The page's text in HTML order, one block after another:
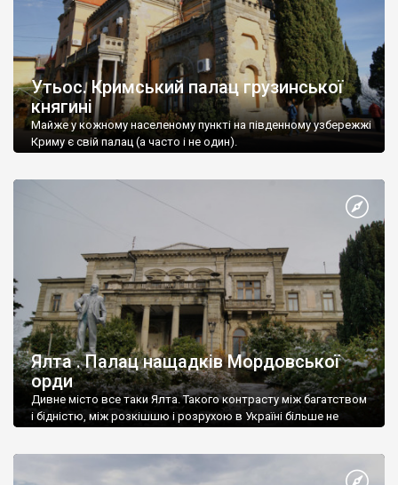
Утьос. Кримський палац грузинської
княгині
Майже у кожному населеному пункті на південному узбережжі
Криму є свій палац (а часто і не один).
Ялта . Палац нащадків Мордовської
орди
Дивне місто все таки Ялта. Такого контрасту між багатством
і бідністю, між розкішшю і розрухою в Україні більше не